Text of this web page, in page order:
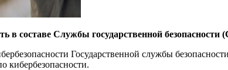
в составе Службы государственной безопасности
Государственной службы
кибербезопасности.